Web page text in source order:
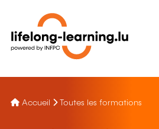
Accueil Toutes les formations